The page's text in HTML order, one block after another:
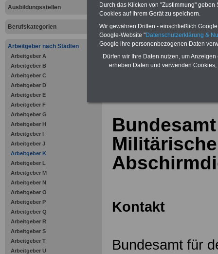
Ausbildungsstellen
Berufskategorien
Arbeitgeber nach Städten
Arbeitgeber A
Arbeitgeber B
Arbeitgeber C
Arbeitgeber D
Arbeitgeber E
Arbeitgeber F
Arbeitgeber G
Arbeitgeber H
Arbeitgeber I
Arbeitgeber J
Arbeitgeber K
Arbeitgeber L
Arbeitgeber M
Arbeitgeber N
Arbeitgeber O
Arbeitgeber P
Arbeitgeber Q
Arbeitgeber R
Arbeitgeber S
Arbeitgeber T
Arbeitgeber U
Krankenkassen-
Zahnzusatzversicherung
Krankenversicherung
Kontakt
Bundesamt für
Durch das Klicken von "Zustimmung"
Cookies auf Ihrem Gerät zu speichern.
Wir gewähren Dritten - einschließlich
Google-Website "Datenschutzerklärung &
Google ihre personenbezogenen Daten
Dürfen wir Ihre Daten nutzen, um
erheben Daten und verwenden